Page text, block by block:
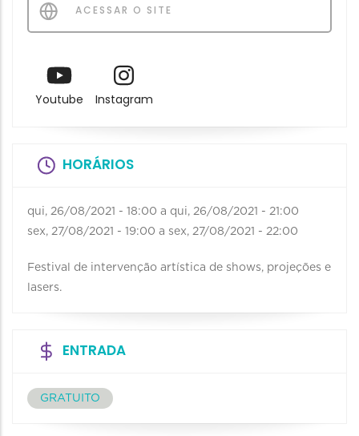
ACESSAR O SITE
Youtube Instagram
HORÁRIOS
qui, 26/08/2021 - 18:00 a qui, 26/08/2021 - 21:00
sex, 27/08/2021 - 19:00 a sex, 27/08/2021 - 22:00
Festival de intervenção artística de shows, projeções e
lasers.
ENTRADA
GRATUITO